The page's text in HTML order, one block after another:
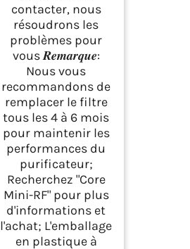
contacter, nous
résoudrons les
problèmes pour
vous 𝑹𝒆𝒎𝒂𝒓𝒒𝒖𝒆:
Nous vous
recommandons de
remplacer le filtre
tous les 4 à 6 mois
pour maintenir les
performances du
purificateur;
Recherchez "Core
Mini-RF" pour plus
d'informations et
l'achat; L'emballage
en plastique à